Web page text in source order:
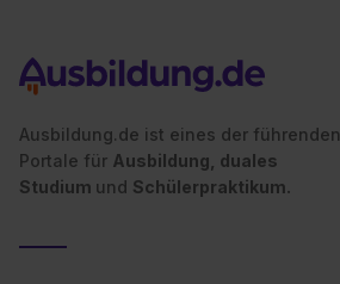
Ausbildung.de ist eines der führenden
Portale für Ausbildung, duales
Studium und Schülerpraktikum.